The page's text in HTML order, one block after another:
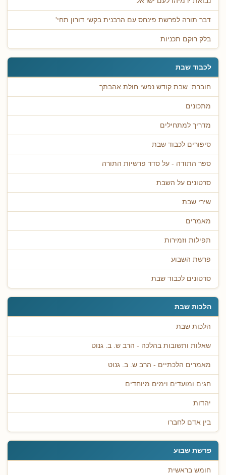
דבר תורה לפרשת פינחס עם הרבנית בקשי דורון תחי'
בלק רוקם תכניות
לכבוד שבת
חוברת: שבת קודש נפשי חולת אהבתך
מתכונים
מדריך למתחילים
סיפורים לכבוד שבת
ספר התודה - על סדר פרשיות התורה
סרטונים על השבת
שירי שבת
מאמרים
תפילות וזמירות
פרשת השבוע
סרטונים לכבוד שבת
הלכות שבת
הלכות שבת
שאלות ותשובות בהלכה - הרב ש. ב. גנוט
מאמרים הלכתיים - הרב ש. ב. גנוט
חגים ומועדים וימים מיוחדים
יהדות
בין אדם לחברו
פרשת שבוע
חומש בראשית